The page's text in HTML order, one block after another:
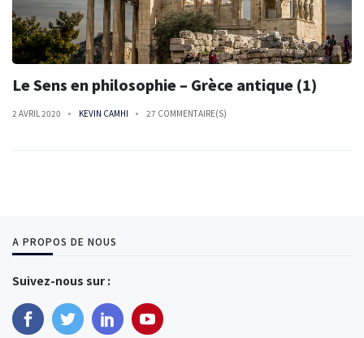
Le Sens en philosophie – Grèce antique (1)
2 AVRIL 2020 KEVIN CAMHI 27 COMMENTAIRE(S)
A PROPOS DE NOUS
Suivez-nous sur :